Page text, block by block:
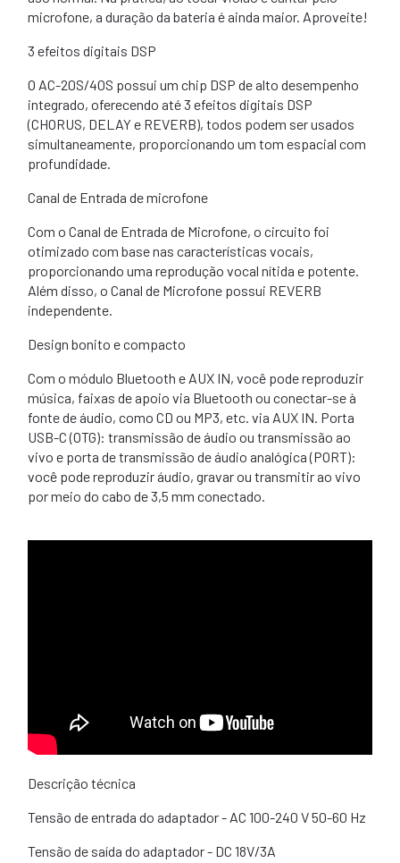
microfone, a duração da bateria é ainda maior. Aproveite!
3 efeitos digitais DSP
O AC-20S/40S possui um chip DSP de alto desempenho
integrado, oferecendo até 3 efeitos digitais DSP
(CHORUS, DELAY e REVERB), todos podem ser usados ​​
simultaneamente, proporcionando um tom espacial com
profundidade.
Canal de Entrada de microfone
Com o Canal de Entrada de Microfone, o circuito foi
otimizado com base nas características vocais,
proporcionando uma reprodução vocal nítida e potente.
Além disso, o Canal de Microfone possui REVERB
independente.
Design bonito e compacto
Com o módulo Bluetooth e AUX IN, você pode reproduzir
música, faixas de apoio via Bluetooth ou conectar-se à
fonte de áudio, como CD ou MP3, etc. via AUX IN. Porta
USB-C (OTG): transmissão de áudio ou transmissão ao
vivo e porta de transmissão de áudio analógica (PORT):
você pode reproduzir áudio, gravar ou transmitir ao vivo
por meio do cabo de 3,5 mm conectado.
Descrição técnica
Tensão de entrada do adaptador - AC 100-240 V 50-60 Hz
Tensão de saída do adaptador - DC 18V/3A